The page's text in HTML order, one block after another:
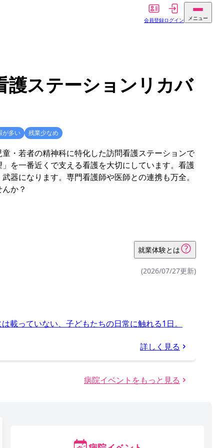
会員登録ログイン メニュー
護ステーションリカバ
が多い 残業少なめ
・若者の精神科に特化した訪問看護ステーションで
を一番近くで支える看護を大切にしています。看護
器になります。専門看護師や医師との連携も万全。
就業体験とは
(2026/07/27更新)
載っていない、子どもたちの日常に触れる1日。
詳しく見る
病院イベントをもっと見る